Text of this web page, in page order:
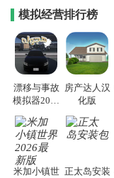
模拟经营排行榜
漂移与事故
模拟器2026
手机版
房产达人汉
化版
米加小镇世 正太岛安装